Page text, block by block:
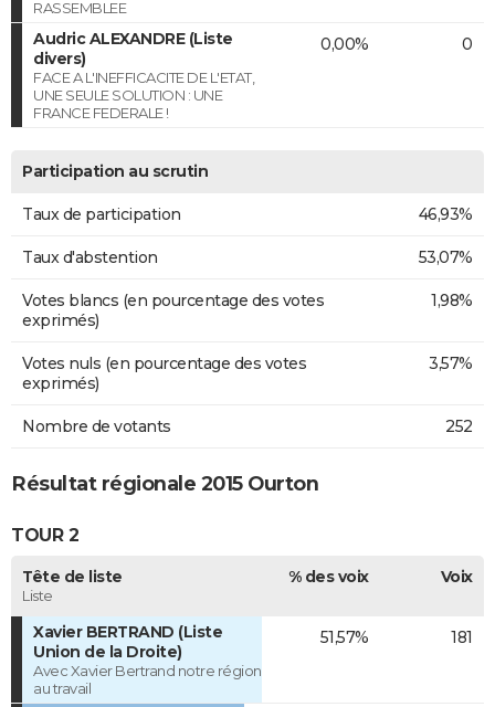
RASSEMBLEE
Audric ALEXANDRE (Liste
divers)
FACE A L'INEFFICACITE DE L'ETAT,
UNE SEULE SOLUTION : UNE
FRANCE FEDERALE !
0,00% 0
Participation au scrutin
Taux de participation 46,93%
Taux d'abstention 53,07%
Votes blancs (en pourcentage des votes
exprimés)
1,98%
Votes nuls (en pourcentage des votes
exprimés)
3,57%
Nombre de votants 252
Résultat régionale 2015 Ourton
TOUR 2
Tête de liste
Liste
% des voix Voix
Xavier BERTRAND (Liste
Union de la Droite)
Avec Xavier Bertrand notre région
au travail
51,57% 181